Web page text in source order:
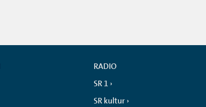
RADIO
SR 1
SR kultur